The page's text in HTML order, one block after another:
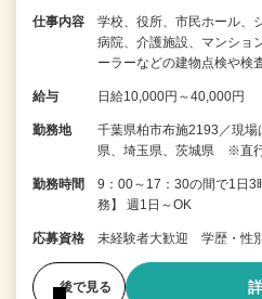
仕事内容
学校、役所、市民ホール、
病院、介護施設、マンショ
ーラーなどの建物点検や検
給与 日給10,000円～40,000円
勤務地
千葉県柏市布施2193／現場
県、埼玉県、茨城県 ※直
勤務時間
9：00～17：30の間で1日
務】 週1日～OK
応募資格 未経験者大歓迎 学歴・性
後で見る